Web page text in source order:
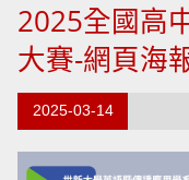
2025全國高
大賽-網頁海
2025-03-14